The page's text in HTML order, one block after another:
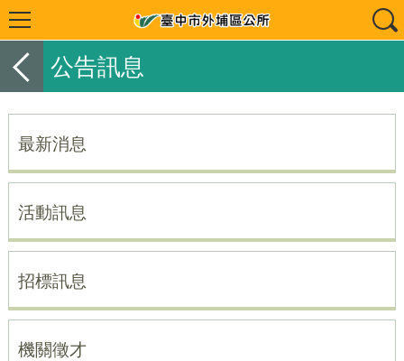
公告訊息
最新消息
活動訊息
招標訊息
機關徵才